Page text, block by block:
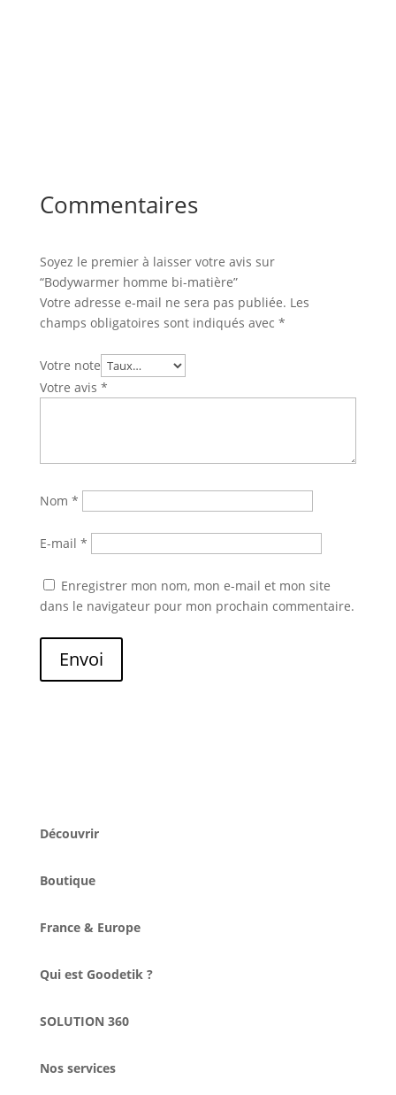
Commentaires
Soyez le premier à laisser votre avis sur
“Bodywarmer homme bi-matière”
Votre adresse e-mail ne sera pas publiée. Les
champs obligatoires sont indiqués avec *
Votre note
Votre avis *
Nom *
E-mail *
Enregistrer mon nom, mon e-mail et mon site
dans le navigateur pour mon prochain commentaire.
Envoi
Découvrir
Boutique
France & Europe
Qui est Goodetik ?
SOLUTION 360
Nos services